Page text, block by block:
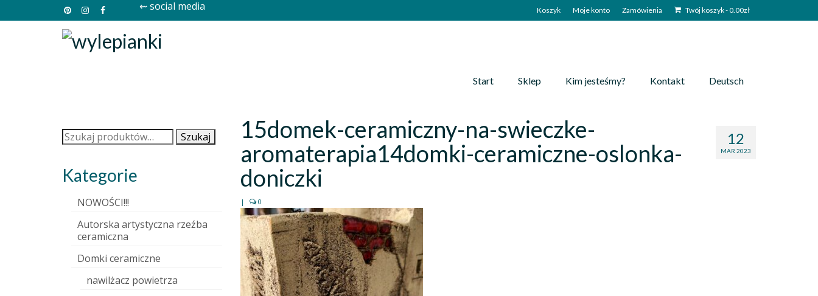
Koszyk Moje konto Zamówienia Twój koszyk-0.00zł
⇜ social media
Start Sklep Kim jesteśmy? Kontakt Deutsch
12
MAR 2023
15domek-ceramiczny-na-swieczke-
aromaterapia14domki-ceramiczne-oslonka-
doniczki
| 0
Szukaj: Szukaj
Kategorie
NOWOŚCI!!!
Autorska artystyczna rzeźba
ceramiczna
Domki ceramiczne
nawilżacz powietrza